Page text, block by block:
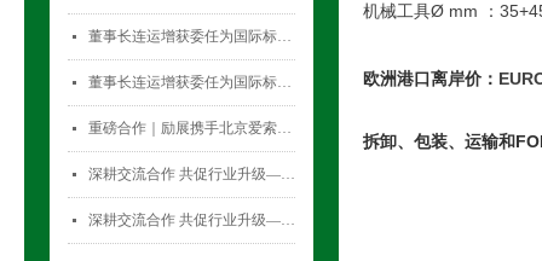
机械工具Ø mm ：
欧洲港口离岸价：
拆卸、包装、运输和
넷 董事长连运增获委任为国际标准化组织薄壁金属容器技术委员会(ISO/TC52)主席
넷 董事长连运增获委任为国际标准化组织薄壁金属容器技术委员会(ISO/TC52)主席
넷 重磅合作｜励展携手北京爱索塞瑞斯展览有限公司 全新升级国际气雾剂与金属容器展览会！
넷 深耕交流合作 共促行业升级——气雾剂委员会开展专项访问活动
넷 深耕交流合作 共促行业升级——气雾剂委员会开展专项访问活动